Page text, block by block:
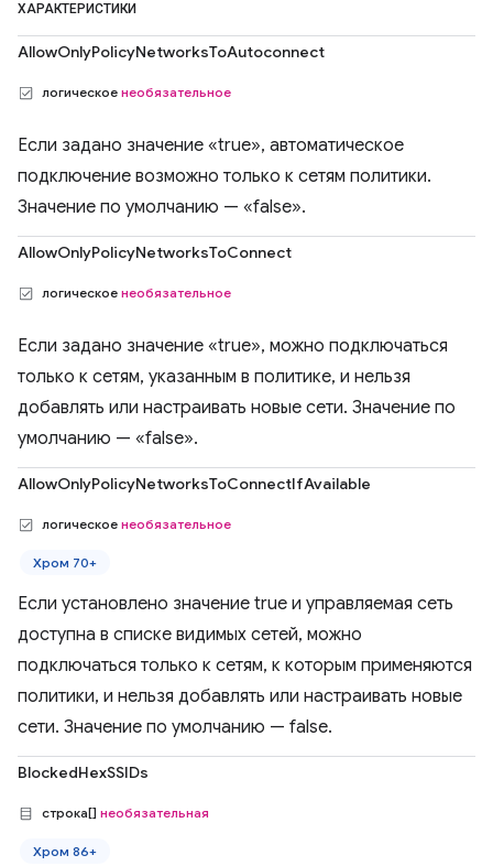
ХАРАКТЕРИСТИКИ
AllowOnlyPolicyNetworksToAutoconnect
логическое необязательное
Если задано значение «true», автоматическое
подключение возможно только к сетям политики.
Значение по умолчанию — «false».
AllowOnlyPolicyNetworksToConnect
логическое необязательное
Если задано значение «true», можно подключаться
только к сетям, указанным в политике, и нельзя
добавлять или настраивать новые сети. Значение по
умолчанию — «false».
AllowOnlyPolicyNetworksToConnectIfAvailable
логическое необязательное
Хром 70+
Если установлено значение true и управляемая сеть
доступна в списке видимых сетей, можно
подключаться только к сетям, к которым применяются
политики, и нельзя добавлять или настраивать новые
сети. Значение по умолчанию — false.
BlockedHexSSIDs
строка[] необязательная
Хром 86+